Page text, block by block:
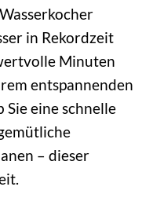
in Rekordzeit
Minuten
entspannenden
Sie eine schnelle
– dieser